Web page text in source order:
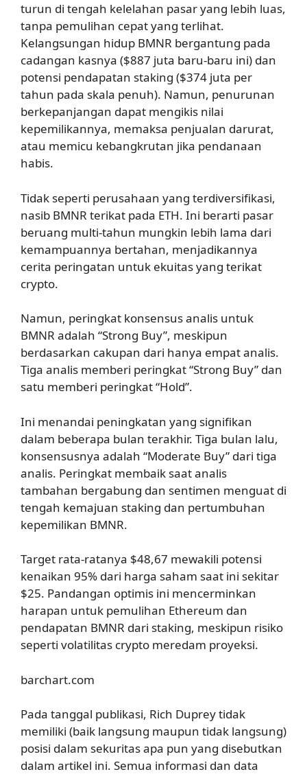
turun di tengah kelelahan pasar yang lebih luas,
tanpa pemulihan cepat yang terlihat.
Kelangsungan hidup BMNR bergantung pada
cadangan kasnya ($887 juta baru-baru ini) dan
potensi pendapatan staking ($374 juta per
tahun pada skala penuh). Namun, penurunan
berkepanjangan dapat mengikis nilai
kepemilikannya, memaksa penjualan darurat,
atau memicu kebangkrutan jika pendanaan
habis.
Tidak seperti perusahaan yang terdiversifikasi,
nasib BMNR terikat pada ETH. Ini berarti pasar
beruang multi-tahun mungkin lebih lama dari
kemampuannya bertahan, menjadikannya
cerita peringatan untuk ekuitas yang terikat
crypto.
Namun, peringkat konsensus analis untuk
BMNR adalah “Strong Buy”, meskipun
berdasarkan cakupan dari hanya empat analis.
Tiga analis memberi peringkat “Strong Buy” dan
satu memberi peringkat “Hold”.
Ini menandai peningkatan yang signifikan
dalam beberapa bulan terakhir. Tiga bulan lalu,
konsensusnya adalah “Moderate Buy” dari tiga
analis. Peringkat membaik saat analis
tambahan bergabung dan sentimen menguat di
tengah kemajuan staking dan pertumbuhan
kepemilikan BMNR.
Target rata-ratanya $48,67 mewakili potensi
kenaikan 95% dari harga saham saat ini sekitar
$25. Pandangan optimis ini mencerminkan
harapan untuk pemulihan Ethereum dan
pendapatan BMNR dari staking, meskipun risiko
seperti volatilitas crypto meredam proyeksi.
barchart.com
Pada tanggal publikasi, Rich Duprey tidak
memiliki (baik langsung maupun tidak langsung)
posisi dalam sekuritas apa pun yang disebutkan
dalam artikel ini. Semua informasi dan data